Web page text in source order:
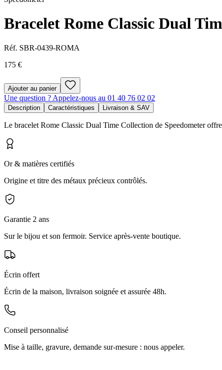
Bracelet Rome Classic Dual
Réf. SBR-0439-ROMA
175 €
Ajouter au panier
Une question ? Appelez-nous au 01 40 76 02 02
Description Caractéristiques Livraison & SAV
Le bracelet Rome Classic Dual Time Collection de Speedometer
Or & matières certifiés
Origine et titre des métaux précieux contrôlés.
Garantie 2 ans
Sur le bijou et son fermoir. Service après-vente boutique.
Écrin offert
Écrin de la maison, livraison soignée et assurée 48h.
Conseil personnalisé
Mise à taille, gravure, demande sur-mesure : nous appeler.